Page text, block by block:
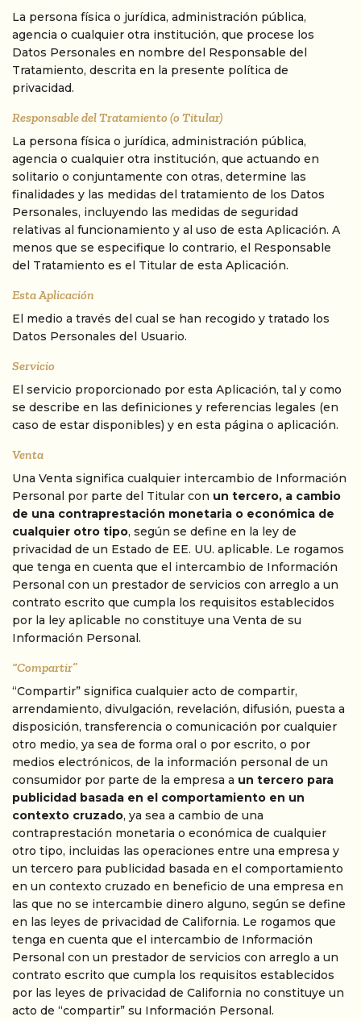
La persona física o jurídica, administración pública,
agencia o cualquier otra institución, que procese los
Datos Personales en nombre del Responsable del
Tratamiento, descrita en la presente política de
privacidad.
Responsable del Tratamiento (o Titular)
La persona física o jurídica, administración pública,
agencia o cualquier otra institución, que actuando en
solitario o conjuntamente con otras, determine las
finalidades y las medidas del tratamiento de los Datos
Personales, incluyendo las medidas de seguridad
relativas al funcionamiento y al uso de esta Aplicación. A
menos que se especifique lo contrario, el Responsable
del Tratamiento es el Titular de esta Aplicación.
Esta Aplicación
El medio a través del cual se han recogido y tratado los
Datos Personales del Usuario.
Servicio
El servicio proporcionado por esta Aplicación, tal y como
se describe en las definiciones y referencias legales (en
caso de estar disponibles) y en esta página o aplicación.
Venta
Una Venta significa cualquier intercambio de Información
Personal por parte del Titular con un tercero, a cambio
de una contraprestación monetaria o económica de
cualquier otro tipo, según se define en la ley de
privacidad de un Estado de EE. UU. aplicable. Le rogamos
que tenga en cuenta que el intercambio de Información
Personal con un prestador de servicios con arreglo a un
contrato escrito que cumpla los requisitos establecidos
por la ley aplicable no constituye una Venta de su
Información Personal.
“Compartir”
“Compartir” significa cualquier acto de compartir,
arrendamiento, divulgación, revelación, difusión, puesta a
disposición, transferencia o comunicación por cualquier
otro medio, ya sea de forma oral o por escrito, o por
medios electrónicos, de la información personal de un
consumidor por parte de la empresa a un tercero para
publicidad basada en el comportamiento en un
contexto cruzado, ya sea a cambio de una
contraprestación monetaria o económica de cualquier
otro tipo, incluidas las operaciones entre una empresa y
un tercero para publicidad basada en el comportamiento
en un contexto cruzado en beneficio de una empresa en
las que no se intercambie dinero alguno, según se define
en las leyes de privacidad de California. Le rogamos que
tenga en cuenta que el intercambio de Información
Personal con un prestador de servicios con arreglo a un
contrato escrito que cumpla los requisitos establecidos
por las leyes de privacidad de California no constituye un
acto de “compartir” su Información Personal.